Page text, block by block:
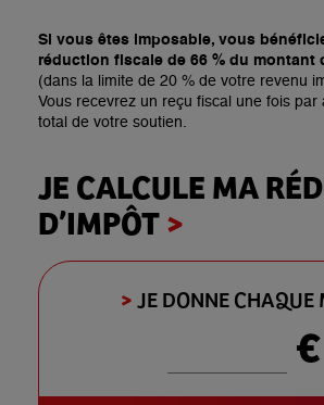
Si vous êtes imposable, vous
réduction fiscale de 66 % du montant
(dans la limite de 20 % de votre revenu
Vous recevrez un reçu fiscal une fois par
total de votre soutien.
JE CALCULE MA
D’IMPÔT>
>JE DONNE CHAQUE
€